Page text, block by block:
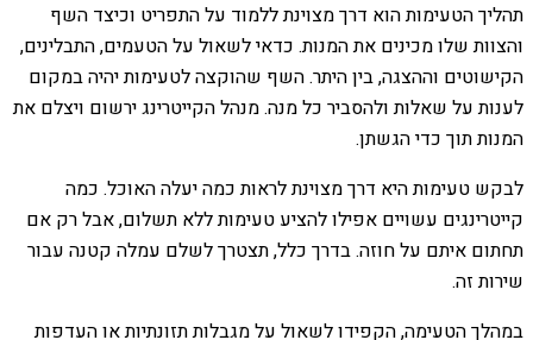
תהליך הטעימות הוא דרך מצוינת ללמוד על התפריט וכיצד השף
והצוות שלו מכינים את המנות. כדאי לשאול על הטעמים, התבלינים,
הקישוטים וההצגה, בין היתר. השף שהוקצה לטעימות יהיה במקום
לענות על שאלות ולהסביר כל מנה. מנהל הקייטרינג ירשום ויצלם את
המנות תוך כדי הגשתן.
לבקש טעימות היא דרך מצוינת לראות כמה יעלה האוכל. כמה
קייטרינגים עשויים אפילו להציע טעימות ללא תשלום, אבל רק אם
תחתום איתם על חוזה. בדרך כלל, תצטרך לשלם עמלה קטנה עבור
שירות זה.
במהלך הטעימה, הקפידו לשאול על מגבלות תזונתיות או העדפות